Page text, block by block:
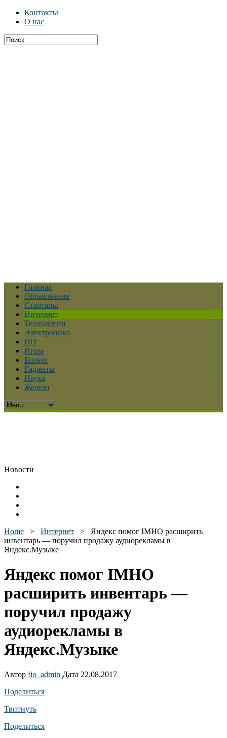
Контакты
О нас
Главная
Образование
Стартапы
Интернет
Технологии
Электроника
ПО
Игры
Бизнес
Гаджеты
Наука
Железо
Новости
Home > Интернет > Яндекс помог IMHO расширить
инвентарь — поручил продажу аудиорекламы в
Яндекс.Музыке
Яндекс помог IMHO
расширить инвентарь —
поручил продажу
аудиорекламы в
Яндекс.Музыке
Автор fio_admin Дата 22.08.2017
Поделиться
Твитнуть
Поделиться